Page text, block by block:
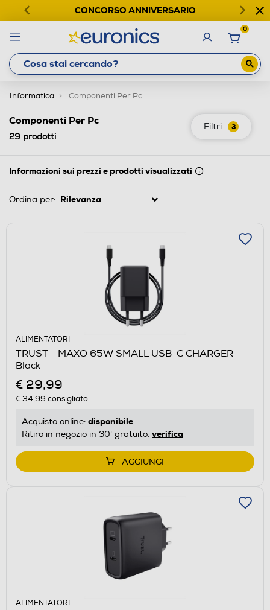
CONCORSO ANNIVERSARIO
0
Informatica Componenti Per Pc
Filtri 3
Componenti Per Pc
29 prodotti
Informazioni sui prezzi e prodotti visualizzati
Ordina per:
ALIMENTATORI
TRUST - MAXO 65W SMALL USB-C CHARGER-
Black
€ 29,99
€ 34,99 consigliato
Acquisto online: disponibile
Ritiro in negozio in 30' gratuito: verifica
AGGIUNGI
ALIMENTATORI